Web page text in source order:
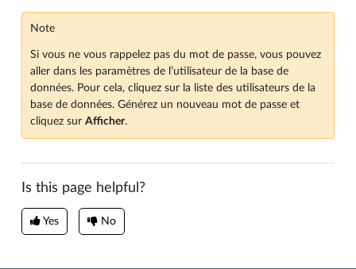
Note
Si vous ne vous rappelez pas du mot de passe, vous pouvez
aller dans les paramètres de l’utilisateur de la base de
données. Pour cela, cliquez sur la liste des utilisateurs de la
base de données. Générez un nouveau mot de passe et
cliquez sur Afficher.
Is this page helpful?
Yes No